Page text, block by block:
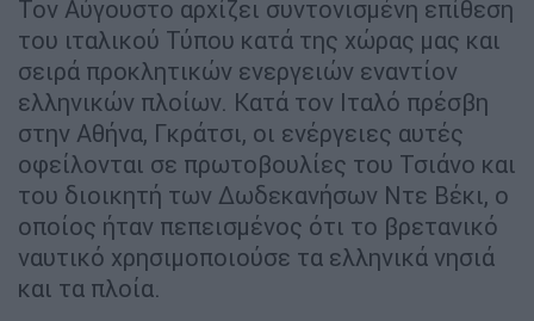
Τον Αύγουστο αρχίζει συντονισμένη επίθεση
του ιταλικού Τύπου κατά της χώρας μας και
σειρά προκλητικών ενεργειών εναντίον
ελληνικών πλοίων. Κατά τον Ιταλό πρέσβη
στην Αθήνα, Γκράτσι, οι ενέργειες αυτές
οφείλονται σε πρωτοβουλίες του Τσιάνο και
του διοικητή των Δωδεκανήσων Ντε Βέκι, ο
οποίος ήταν πεπεισμένος ότι το βρετανικό
ναυτικό χρησιμοποιούσε τα ελληνικά νησιά
και τα πλοία.